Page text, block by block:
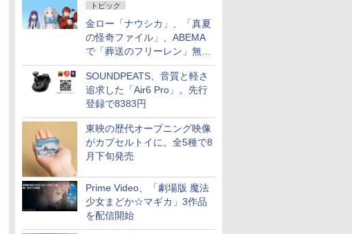
トピック
金ロー「ナウシカ」、「真夏
の怪奇ファイル」、ABEMA
で「葬送のフリーレン」無料
配信など。夏の特番・配信情
報
SOUNDPEATS、音質と軽さ
追求した「Air6 Pro」。先行
登録で8383円
東映の歴代オープニング映像
がカプセルトイに。全5種で8
月下旬発売
Prime Video、「劇場版 魔法
少女まどか☆マギカ」3作品
を配信開始